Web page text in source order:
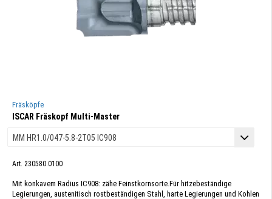
Fräsköpfe
ISCAR Fräskopf Multi-Master
Art. 230580.0100
Mit konkavem Radius IC908: zähe Feinstkornsorte.Für hitzebeständige
Legierungen, austenitisch rostbeständigen Stahl, harte Legierungen und Kohlen